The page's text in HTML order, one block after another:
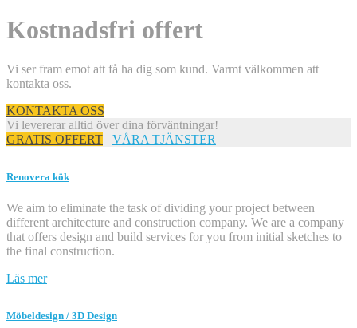
Kostnadsfri offert
Vi ser fram emot att få ha dig som kund. Varmt välkommen att
kontakta oss.
KONTAKTA OSS
Vi levererar alltid över dina förväntningar!
GRATIS OFFERT
VÅRA TJÄNSTER
Renovera kök
We aim to eliminate the task of dividing your project between
different architecture and construction company. We are a company
that offers design and build services for you from initial sketches to
the final construction.
Läs mer
Möbeldesign / 3D Design